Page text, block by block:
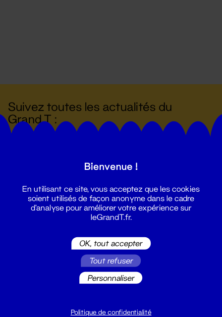
Suivez toutes les actualités du
Grand T :
billetterie@leGrandT.fr
Bienvenue !
En utilisant ce site, vous acceptez que les cookies
soient utilisés de façon anonyme dans le cadre
d'analyse pour améliorer votre expérience sur
leGrandT.fr.
OK, tout accepter
Tout refuser
Personnaliser
Politique de confidentialité